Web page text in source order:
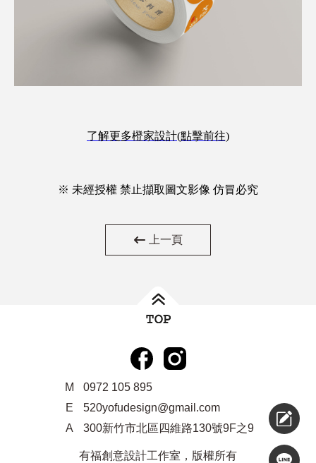
了解更多橙家設計(點擊前往)
※ 未經授權 禁止擷取圖文影像 仿冒必究
上一頁
M
0972 105 895
E
520yofudesign@gmail.com
A
300新竹市北區四維路130號9F之9
有福創意設計工作室，版權所有